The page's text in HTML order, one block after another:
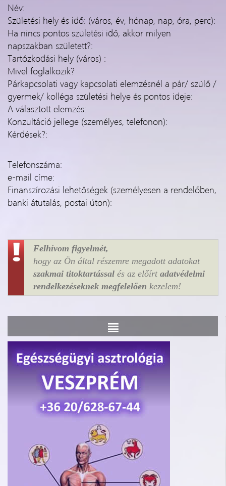
Név:
Születési hely és idő: (város, év, hónap, nap, óra, perc):
Ha nincs pontos születési idő, akkor milyen
napszakban született?:
Tartózkodási hely (város) :
Mivel foglalkozik?
Párkapcsolati vagy kapcsolati elemzésnél a pár/ szülő /
gyermek/ kolléga születési helye és pontos ideje:
A választott elemzés:
Konzultáció jellege (személyes, telefonon):
Kérdések?:
Telefonszáma:
e-mail címe:
Finanszírozási lehetőségek (személyesen a rendelőben,
banki átutalás, postai úton):
Felhívom figyelmét,
hogy az Ön által részemre megadott adatokat
szakmai titoktartással és az előírt adatvédelmi
rendelkezéseknek megfelelően kezelem!